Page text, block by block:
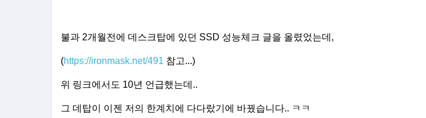
불과 2개월전에 데스크탑에 있던 SSD 성능체크 글을 올렸었는데,
(https://ironmask.net/491 참고...)
위 링크에서도 10년 언급했는데..
그 데탑이 이젠 저의 한계치에 다다랐기에 바꿨습니다.. ㅋㅋ